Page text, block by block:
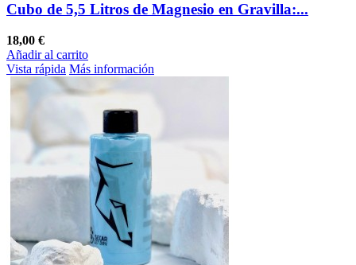
Cubo de 5,5 Litros de Magnesio en Gravilla:...
18,00 €
Añadir al carrito
Vista rápida Más información